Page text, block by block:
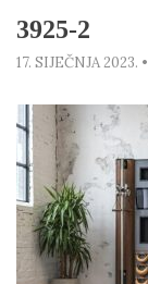
3925-2
17. SIJEČNJA 2023. •